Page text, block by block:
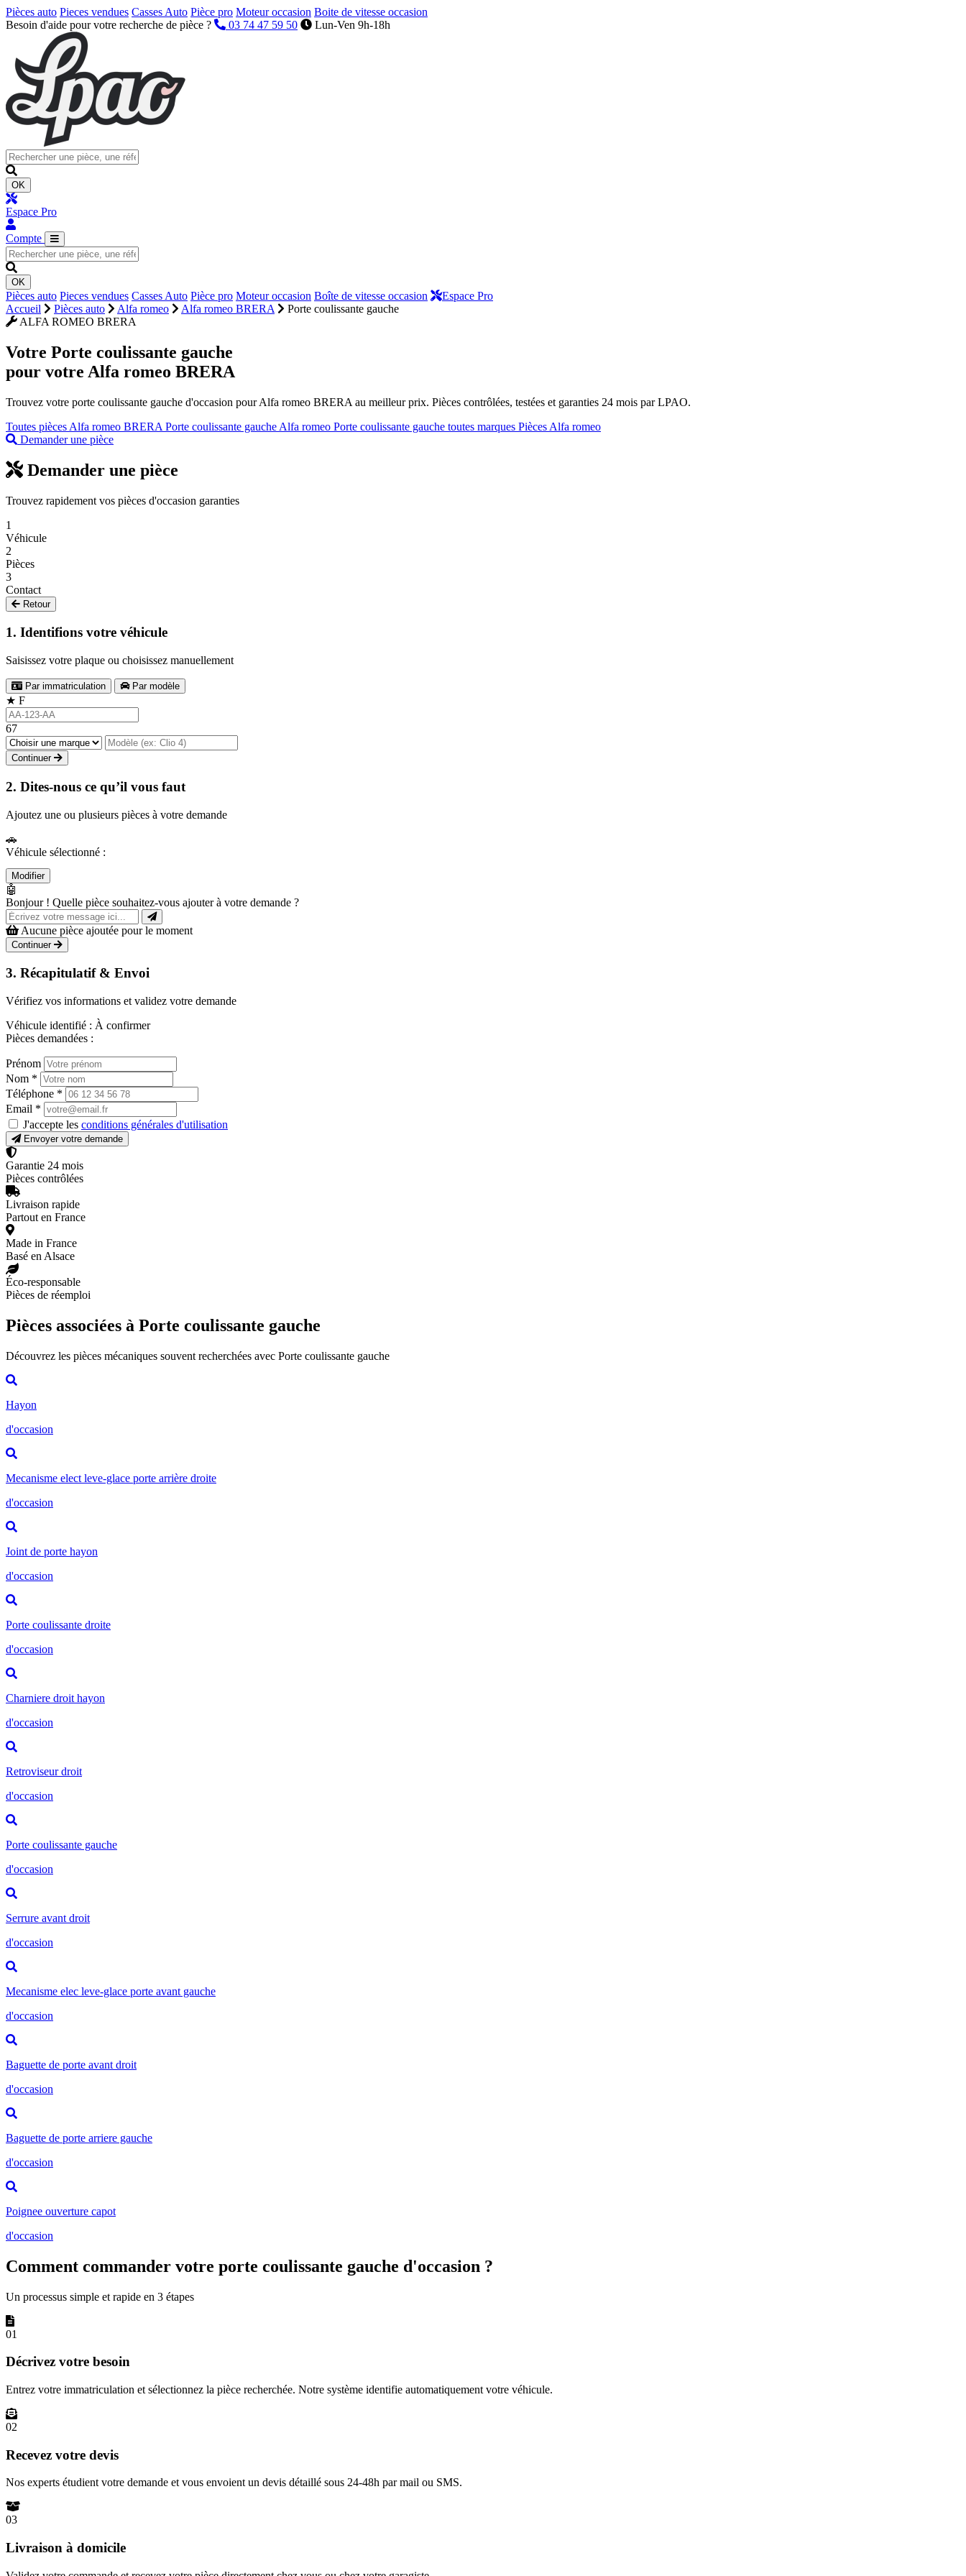
Pièces auto Pieces vendues Casses Auto Pièce pro Moteur occasion Boite de vitesse occasion
Besoin d'aide pour votre recherche de pièce ?
03 74 47 59 50 Lun-Ven 9h-18h
OK
Espace Pro
Compte
OK
Pièces auto Pieces vendues Casses Auto Pièce pro Moteur occasion Boîte de vitesse occasion
Espace Pro
Accueil
Pièces auto Alfa romeo Alfa romeo BRERA
Porte coulissante gauche
ALFA ROMEO BRERA
Votre Porte coulissante gauche
pour votre Alfa romeo BRERA
Trouvez votre porte coulissante gauche d'occasion pour Alfa romeo BRERA au meilleur prix. Pièces contrôlées, testées et garanties 24 mois par LPAO.
Toutes pièces Alfa romeo BRERA Porte coulissante gauche Alfa romeo Porte coulissante gauche toutes marques Pièces Alfa romeo
Demander une pièce
Demander une pièce
Trouvez rapidement vos pièces d'occasion garanties
1
Véhicule
2
Pièces
3
Contact
Retour
1. Identifions votre véhicule
Saisissez votre plaque ou choisissez manuellement
Par immatriculation Par modèle
★ F
67
Continuer
2. Dites-nous ce qu’il vous faut
Ajoutez une ou plusieurs pièces à votre demande
🚗
Véhicule sélectionné :
Modifier
🤖
Bonjour ! Quelle pièce souhaitez-vous ajouter à votre demande ?
Aucune pièce ajoutée pour le moment
Continuer
3. Récapitulatif & Envoi
Vérifiez vos informations et validez votre demande
Véhicule identifié : À confirmer
Pièces demandées :
Prénom
Nom *
Téléphone *
Email *
J'accepte les conditions générales d'utilisation
Envoyer votre demande
Garantie 24 mois
Pièces contrôlées
Livraison rapide
Partout en France
Made in France
Basé en Alsace
Éco-responsable
Pièces de réemploi
Pièces associées à Porte coulissante gauche
Découvrez les pièces mécaniques souvent recherchées avec Porte coulissante gauche
Hayon
d'occasion
Mecanisme elect leve-glace porte arrière droite
d'occasion
Joint de porte hayon
d'occasion
Porte coulissante droite
d'occasion
Charniere droit hayon
d'occasion
Retroviseur droit
d'occasion
Porte coulissante gauche
d'occasion
Serrure avant droit
d'occasion
Mecanisme elec leve-glace porte avant gauche
d'occasion
Baguette de porte avant droit
d'occasion
Baguette de porte arriere gauche
d'occasion
Poignee ouverture capot
d'occasion
Comment commander votre porte coulissante gauche d'occasion ?
Un processus simple et rapide en 3 étapes
01
Décrivez votre besoin
Entrez votre immatriculation et sélectionnez la pièce recherchée. Notre système identifie automatiquement votre véhicule.
02
Recevez votre devis
Nos experts étudient votre demande et vous envoient un devis détaillé sous 24-48h par mail ou SMS.
03
Livraison à domicile